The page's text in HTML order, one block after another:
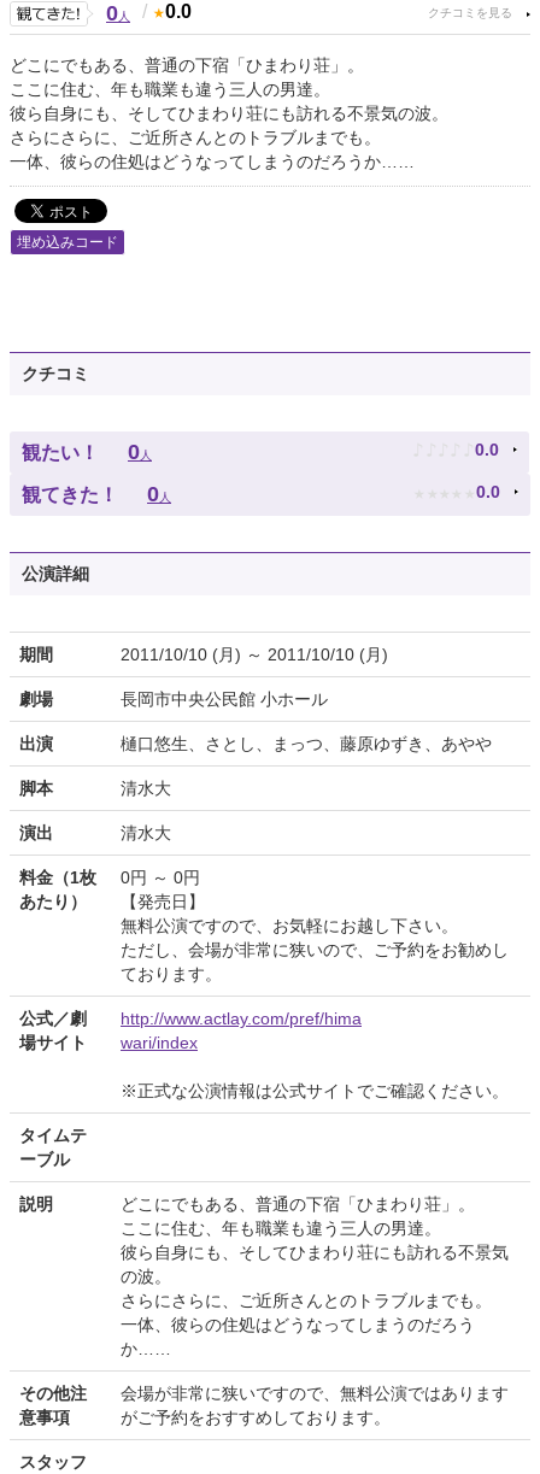
0人 / 0.0
どこにでもある、普通の下宿「ひまわり荘」。
ここに住む、年も職業も違う三人の男達。
彼ら自身にも、そしてひまわり荘にも訪れる不景気の波。
さらにさらに、ご近所さんとのトラブルまでも。
一体、彼らの住処はどうなってしまうのだろうか……
埋め込みコード
クチコミ
観たい！ 0人 ♪ ♪ ♪ ♪ ♪ 0.0
観てきた！ 0人 ★ ★ ★ ★ ★ 0.0
公演詳細
期間 2011/10/10 (月) ～ 2011/10/10 (月)
劇場 長岡市中央公民館 小ホール
出演 樋口悠生、さとし、まっつ、藤原ゆずき、あやや
脚本 清水大
演出 清水大
料金（1枚
あたり）
0円 ～ 0円
【発売日】
無料公演ですので、お気軽にお越し下さい。
ただし、会場が非常に狭いので、ご予約をお勧めし
ております。
公式／劇
場サイト
http://www.actlay.com/pref/hima
wari/index
※正式な公演情報は公式サイトでご確認ください。
タイムテ
ーブル
説明
どこにでもある、普通の下宿「ひまわり荘」。
ここに住む、年も職業も違う三人の男達。
彼ら自身にも、そしてひまわり荘にも訪れる不景気
の波。
さらにさらに、ご近所さんとのトラブルまでも。
一体、彼らの住処はどうなってしまうのだろう
か……
その他注
意事項
会場が非常に狭いですので、無料公演ではあります
がご予約をおすすめしております。
スタッフ